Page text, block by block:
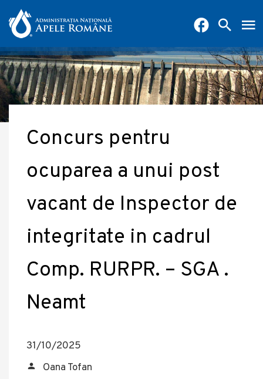
Concurs pentru
ocuparea a unui post
vacant de Inspector de
integritate in cadrul
Comp. RURPR. – SGA .
Neamt
31/10/2025
Oana Tofan